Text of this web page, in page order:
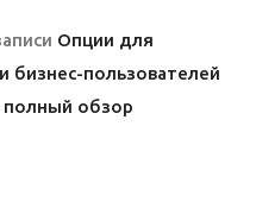
Опции для
бизнес-пользователей
полный обзор